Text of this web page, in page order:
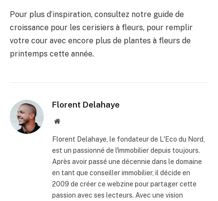
Pour plus d’inspiration, consultez notre guide de
croissance pour les cerisiers à fleurs, pour remplir
votre cour avec encore plus de plantes à fleurs de
printemps cette année.
Florent Delahaye
Site
Florent Delahaye, le fondateur de L'Eco du Nord,
est un passionné de l'immobilier depuis toujours.
Après avoir passé une décennie dans le domaine
en tant que conseiller immobilier, il décide en
2009 de créer ce webzine pour partager cette
passion avec ses lecteurs. Avec une vision